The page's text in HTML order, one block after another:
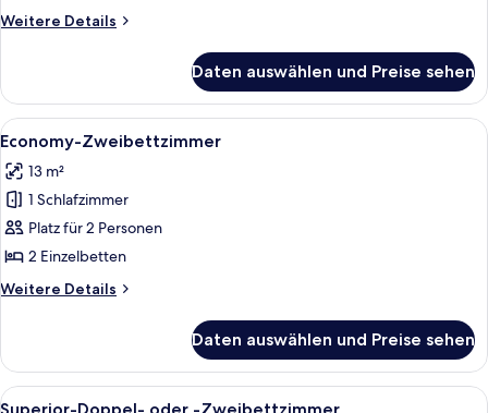
Weitere Details
Weitere
Dreibettzimmer
Daten auswählen und Preise sehen
Alle
Fotos
für
Economy-
Zweibettzimmer
anzeigen
Economy-Zweibettzimmer |
4
Economy-Zweibettzimmer
13 m²
1 Schlafzimmer
Platz für 2 Personen
2 Einzelbetten
Weitere Details
Weitere
Zweibettzimmer
Daten auswählen und Preise sehen
Alle
Ein Hotelzimmer mit zwei Betten,
6